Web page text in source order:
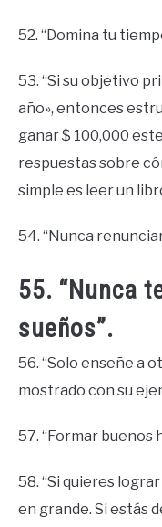
52. “Domina tu
53. “Si su objetivo
año», entonces
ganar $ 100,000
respuestas sobre
simple es leer un
54. “Nunca
55. “Nunca
sueños”.
56. “Solo enseñe a
mostrado con su
57. “Formar buenos
58. “Si quieres
en grande. Si estás